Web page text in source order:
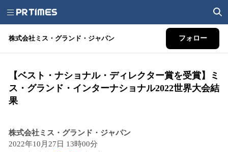
株式会社ミス・グランド・ジャパン フォロー
【ベスト・ナショナル・ディレクター賞を受賞】ミ
ス・グランド・インターナショナル2022世界大会結
果
株式会社ミス・グランド・ジャパン
2022年10月27日 13時00分